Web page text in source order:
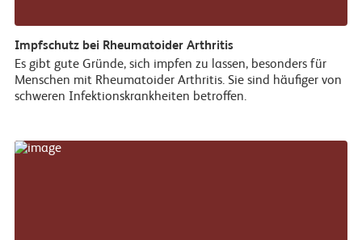
Impfschutz bei Rheumatoider Arthritis
Es gibt gute Gründe, sich impfen zu lassen, besonders für
Menschen mit Rheumatoider Arthritis. Sie sind häufiger von
schweren Infektionskrankheiten betroffen.